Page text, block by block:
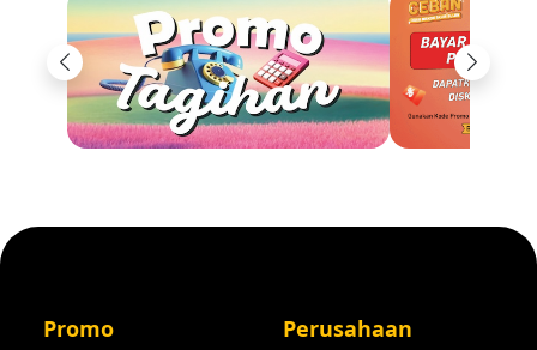
Previous Next
Promo Perusahaan